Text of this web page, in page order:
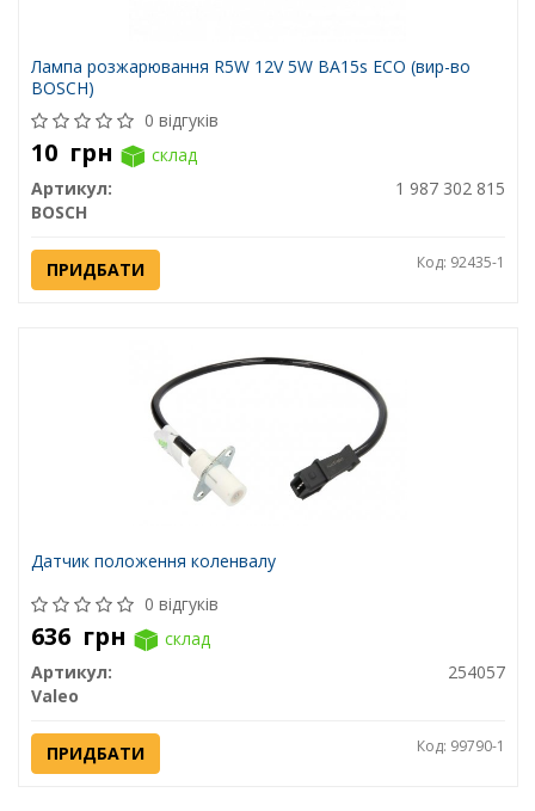
Лампа розжарювання R5W 12V 5W BA15s ECO (вир-во
BOSCH)
0 відгуків
10 грн
склад
Артикул:
1 987 302 815
BOSCH
ПРИДБАТИ Код: 92435-1
Датчик положення коленвалу
0 відгуків
636 грн
склад
Артикул:
254057
Valeo
ПРИДБАТИ Код: 99790-1